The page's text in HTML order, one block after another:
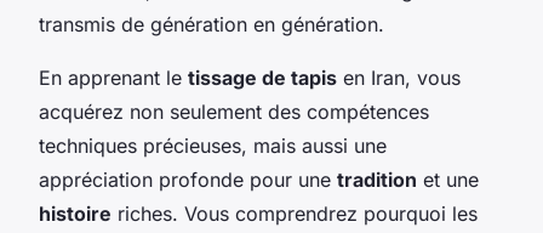
transmis de génération en génération.
En apprenant le tissage de tapis en Iran, vous
acquérez non seulement des compétences
techniques précieuses, mais aussi une
appréciation profonde pour une tradition et une
histoire riches. Vous comprendrez pourquoi les